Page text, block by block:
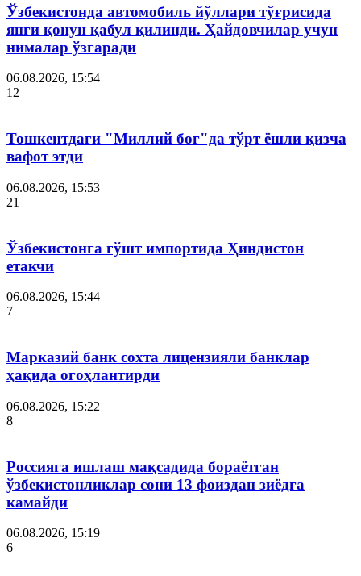
Ўзбекистонда автомобиль йўллари тўғрисида
янги қонун қабул қилинди. Ҳайдовчилар учун
нималар ўзгаради
06.08.2026, 15:54
12
Тошкентдаги "Миллий боғ"да тўрт ёшли қизча
вафот этди
06.08.2026, 15:53
21
Ўзбекистонга гўшт импортида Ҳиндистон
етакчи
06.08.2026, 15:44
7
Марказий банк сохта лицензияли банклар
ҳақида огоҳлантирди
06.08.2026, 15:22
8
Россияга ишлаш мақсадида бораётган
ўзбекистонликлар сони 13 фоиздан зиёдга
камайди
06.08.2026, 15:19
6